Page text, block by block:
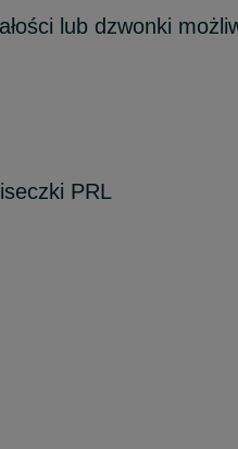
lub dzwonki
PRL